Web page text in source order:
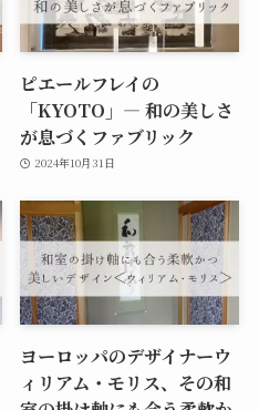
ピエールフレイの
「KYOTO」— 和の美しさ
が息づくファブリック
2024年10月31日
ヨーロッパのデザイナーウ
ィリアム・モリス、その和